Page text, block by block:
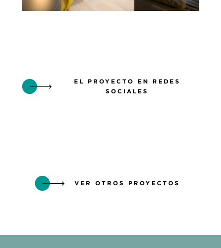
EL PROYECTO EN REDES
SOCIALES
VER OTROS PROYECTOS